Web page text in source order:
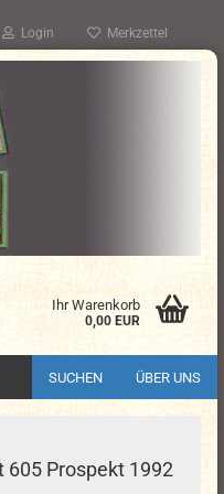
Login Merkzettel
Ihr Warenkorb
0,00 EUR
SUCHEN ÜBER UNS
605 Prospekt 1992